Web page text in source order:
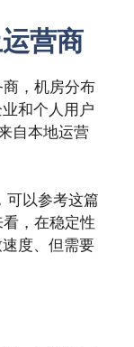
营商
，机房分布
和个人用户
自本地运营
可以参考这篇
，在稳定性
度、但需要